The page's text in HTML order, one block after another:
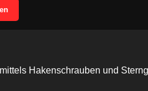
Hakenschrauben und